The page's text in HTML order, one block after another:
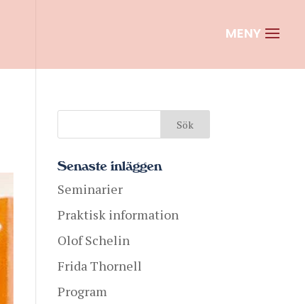
Senaste inläggen
Seminarier
Praktisk information
Olof Schelin
Frida Thornell
Program